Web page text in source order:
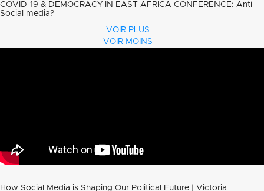
COVID-19 & DEMOCRACY IN EAST AFRICA CONFERENCE: Anti
Social media?
VOIR PLUS
VOIR MOINS
How Social Media is Shaping Our Political Future | Victoria